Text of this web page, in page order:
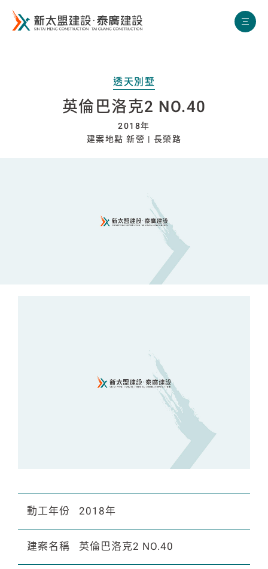
透天別墅
英倫巴洛克2 NO.40
2018年
建案地點 新營 | 長榮路
動工年份 2018年
建案名稱 英倫巴洛克2 NO.40